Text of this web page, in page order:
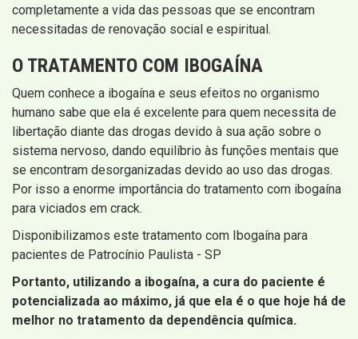
completamente a vida das pessoas que se encontram
necessitadas de renovação social e espiritual.
O TRATAMENTO COM IBOGAÍNA
Quem conhece a ibogaína e seus efeitos no organismo
humano sabe que ela é excelente para quem necessita de
libertação diante das drogas devido à sua ação sobre o
sistema nervoso, dando equilíbrio às funções mentais que
se encontram desorganizadas devido ao uso das drogas.
Por isso a enorme importância do tratamento com ibogaína
para viciados em crack.
Disponibilizamos este tratamento com Ibogaína para
pacientes de Patrocínio Paulista - SP
Portanto, utilizando a ibogaína, a cura do paciente é
potencializada ao máximo, já que ela é o que hoje há de
melhor no tratamento da dependência química.